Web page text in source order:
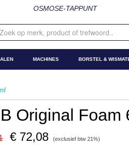
OSMOSE-TAPPUNT
MACHINES BORSTEL &
Original Foam
€ 72,08 (exclusief btw 21%)